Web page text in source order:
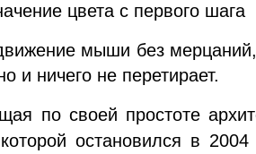
цвета с первого шага
мыши без
и ничего не перетирает.
по своей простоте
остановился в